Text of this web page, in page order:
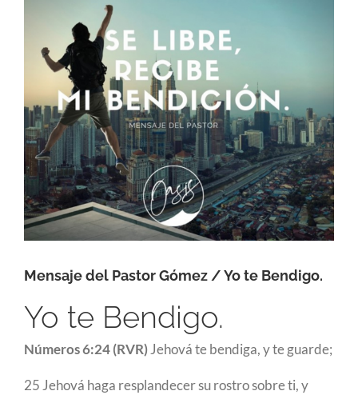
Mensaje del Pastor Gómez / Yo te Bendigo.
Yo te Bendigo.
Números 6:24 (RVR)Jehová te bendiga, y te guarde;
25 Jehová haga resplandecer su rostro sobre ti, y